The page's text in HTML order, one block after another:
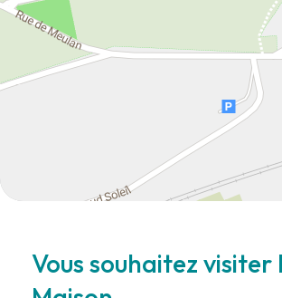
Vous souhaitez visiter